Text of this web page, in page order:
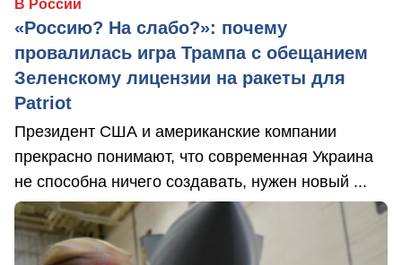
В России
«Россию? На слабо?»: почему
провалилась игра Трампа с обещанием
Зеленскому лицензии на ракеты для
Patriot
Президент США и американские компании
прекрасно понимают, что современная Украина
не способна ничего создавать, нужен новый ...